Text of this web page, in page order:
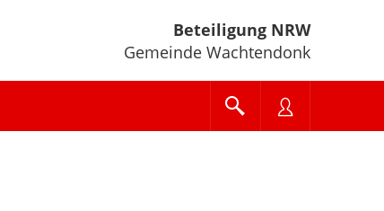
Beteiligung NRW
Gemeinde Wachtendonk